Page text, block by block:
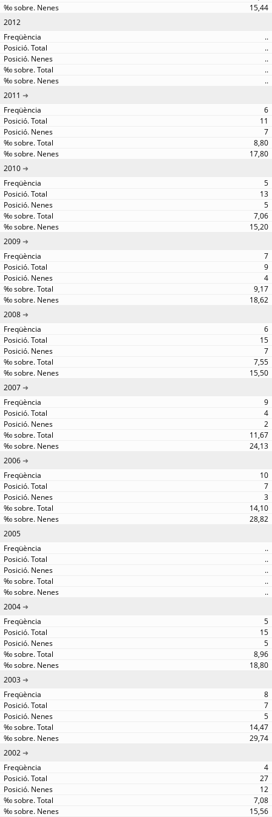
15,44
2012
..
..
..
..
..
2011
6
11
7
8,80
17,80
2010
5
13
5
7,06
15,20
2009
7
9
4
9,17
18,62
2008
6
15
7
7,55
15,50
2007
9
4
2
11,67
24,13
2006
10
7
3
14,10
28,82
2005
..
..
..
..
..
2004
5
15
5
8,96
18,80
2003
8
7
5
14,47
29,74
2002
4
27
12
7,08
15,56